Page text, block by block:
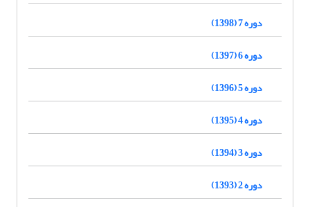
دوره 7 (1398)
دوره 6 (1397)
دوره 5 (1396)
دوره 4 (1395)
دوره 3 (1394)
دوره 2 (1393)